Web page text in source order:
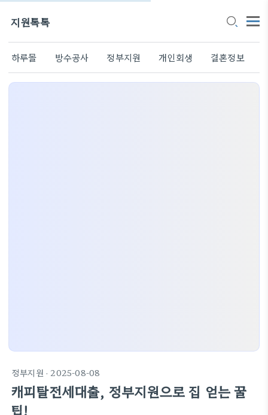
지원톡톡
하루몰 방수공사 정부지원 개인회생 결혼정보
정부지원 · 2025-08-08
캐피탈전세대출, 정부지원으로 집 얻는 꿀
팁!